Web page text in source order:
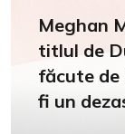
Meghan
titlul de
făcute de
fi un